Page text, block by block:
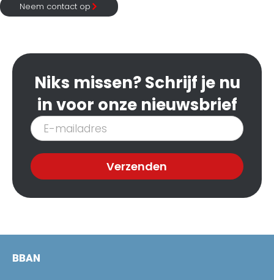
Neem contact op
Niks missen? Schrijf je nu
in voor onze nieuwsbrief
Inschrijven
nieuwsbrief
Verzenden
BBAN